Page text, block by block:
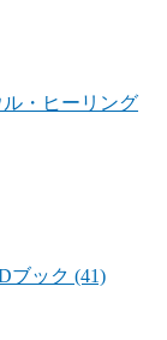
・ヒーリング
ブック (41)